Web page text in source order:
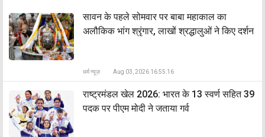
सावन के पहले सोमवार पर बाबा महाकाल का
अलौकिक भांग श्रृंगार, लाखों श्रद्धालुओं ने किए दर्शन
धर्म न्यूज़ Aug 03, 2026 16:55:16
राष्ट्रमंडल खेल 2026: भारत के 13 स्वर्ण सहित 39
पदक पर पीएम मोदी ने जताया गर्व